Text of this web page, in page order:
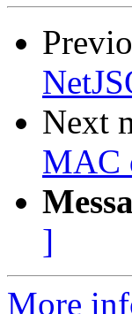
Next
MAC
]
More